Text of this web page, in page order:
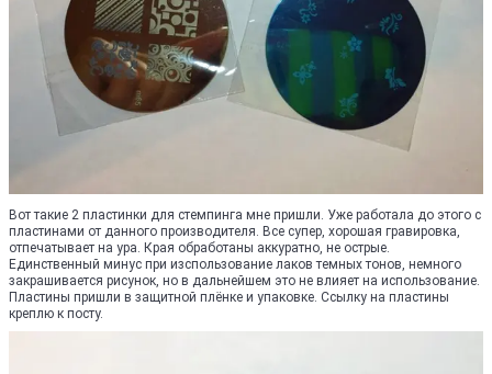
Вот такие 2 пластинки для стемпинга мне пришли. Уже работала до этого с
пластинами от данного производителя. Все супер, хорошая гравировка,
отпечатывает на ура. Края обработаны аккуратно, не острые.
Единственный минус при изспользование лаков темных тонов, немного
закрашивается рисунок, но в дальнейшем это не влияет на использование.
Пластины пришли в защитной плёнке и упаковке. Ссылку на пластины
креплю к посту.